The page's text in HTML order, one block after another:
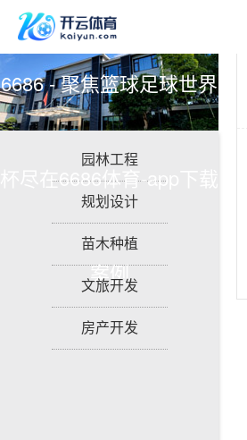
6686 - 聚焦篮球足球世界
杯尽在6686体育-app下载
案例
园林工程
规划设计
苗木种植
文旅开发
房产开发